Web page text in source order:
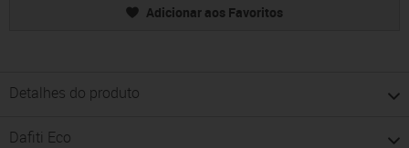
Adicionar aos Favoritos
Detalhes do produto
Dafiti Eco